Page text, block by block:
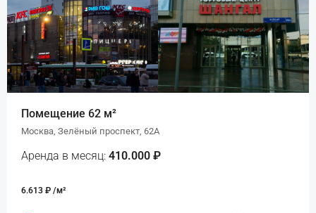
Помещение 62 м²
Москва, Зелёный проспект, 62А
Аренда в месяц: 410.000 ₽
6.613 ₽ /м²